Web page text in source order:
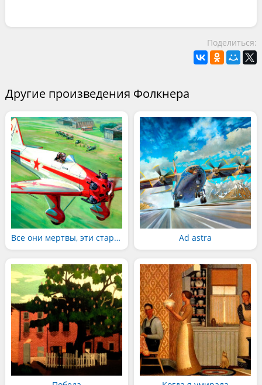
Поделиться:
Другие произведения Фолкнера
Все они мертвы, эти старые пилоты Ad astra